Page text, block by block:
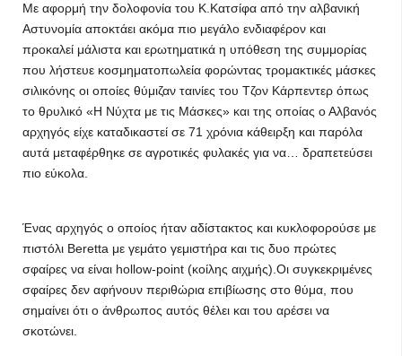
Με αφορμή την δολοφονία του Κ.Κατσίφα από την αλβανική
Αστυνομία αποκτάει ακόμα πιο μεγάλο ενδιαφέρον και
προκαλεί μάλιστα και ερωτηματικά η υπόθεση της συμμορίας
που λήστευε κοσμηματοπωλεία φορώντας τρομακτικές μάσκες
σιλικόνης οι οποίες θύμιζαν ταινίες του Τζον Κάρπεντερ όπως
το θρυλικό «Η Νύχτα με τις Μάσκες» και της οποίας ο Αλβανός
αρχηγός είχε καταδικαστεί σε 71 χρόνια κάθειρξη και παρόλα
αυτά μεταφέρθηκε σε αγροτικές φυλακές για να… δραπετεύσει
πιο εύκολα.
Ένας αρχηγός ο οποίος ήταν αδίστακτος και κυκλοφορούσε με
πιστόλι Beretta με γεμάτο γεμιστήρα και τις δυο πρώτες
σφαίρες να είναι hollow-point (κοίλης αιχμής).Οι συγκεκριμένες
σφαίρες δεν αφήνουν περιθώρια επιβίωσης στο θύμα, που
σημαίνει ότι ο άνθρωπος αυτός θέλει και του αρέσει να
σκοτώνει.